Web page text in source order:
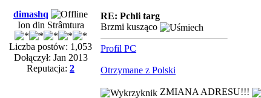
dimashq
Ion din Strâmtura
Liczba postów: 1,053
Dołączył: Jan 2013
Reputacja: 2
RE: Pchli targ
Brzmi kusząco
Profil PC
Otrzymane z Polski
ZMIANA ADRESU!!!